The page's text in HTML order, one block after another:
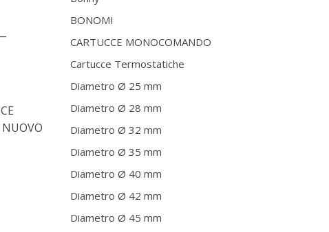
BONOMI
CARTUCCE MONOCOMANDO
Cartucce Termostatiche
Diametro Ø 25 mm
Diametro Ø 28 mm
Diametro Ø 32 mm
Diametro Ø 35 mm
Diametro Ø 40 mm
Diametro Ø 42 mm
Diametro Ø 45 mm